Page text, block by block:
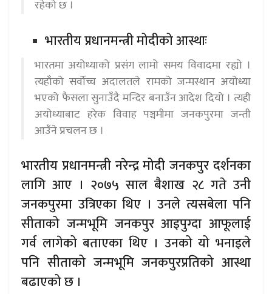
रहेको छ ।
भारतीय प्रधानमन्त्री मोदीको आस्थाः
भारतमा अयोध्याको प्रसंग लामो समय विवादमा रह्यो ।
त्यहाँको सर्वोच्च अदालतले रामको जन्मस्थान अयोध्या
भएको फैसला सुनाउँदै मन्दिर बनाउँन आदेश दियो । त्यही
अयोध्याबाट हरेक विवाह पञ्चमीमा जनकपुरमा जन्ती
आउँने प्रचलन छ ।
भारतीय प्रधानमन्त्री नरेन्द्र मोदी जनकपुर दर्शनका
लागि आए । २०७५ साल बैशाख २८ गते उनी
जनकपुरमा उत्रिएका थिए । उनले त्यसबेला पनि
सीताको जन्मभूमि जनकपुर आइपुग्दा आफूलाई
गर्व लागेको बताएका थिए । उनको यो भनाइले
पनि सीताको जन्मभूमि जनकपुरप्रतिको आस्था
बढाएको छ ।